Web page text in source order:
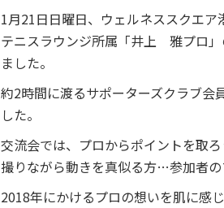
1月21日日曜日、ウェルネススクエア
テニスラウンジ所属「井上 雅プロ」
ました。
約2時間に渡るサポーターズクラブ
した。
交流会では、プロからポイントを取
撮りながら動きを真似る方…参加者の
2018年にかけるプロの想いを肌に感